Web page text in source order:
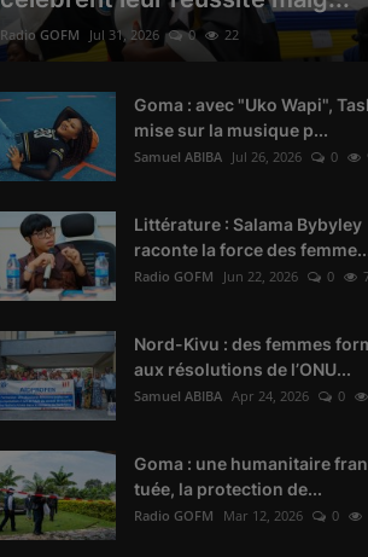
Radio GOFM Jul 31, 2026 0 22
Goma : avec "Uko Wapi",
mise sur la musique p...
Samuel ABIBA Jul 26, 2026 0
Littérature : Salama Bybyley
raconte la force des
Radio GOFM Jun 22, 2026 0
Nord-Kivu : des femmes
aux résolutions de l’ONU...
Samuel ABIBA Apr 24, 2026 0
Goma : une humanitaire
tuée, la protection de...
Radio GOFM Mar 12, 2026 0